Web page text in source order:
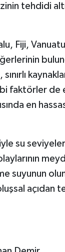
tehdidi
Fiji,
faktörler
en
su
suyunun
açıdan